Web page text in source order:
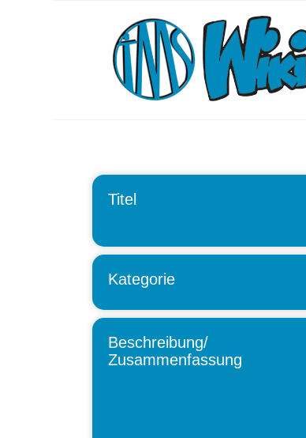
Titel
Kategorie
Beschreibung/
Zusammenfassung